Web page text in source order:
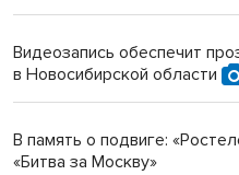
Видеозапись обеспечит
в Новосибирской области
В память о подвиге:
«Битва за Москву»